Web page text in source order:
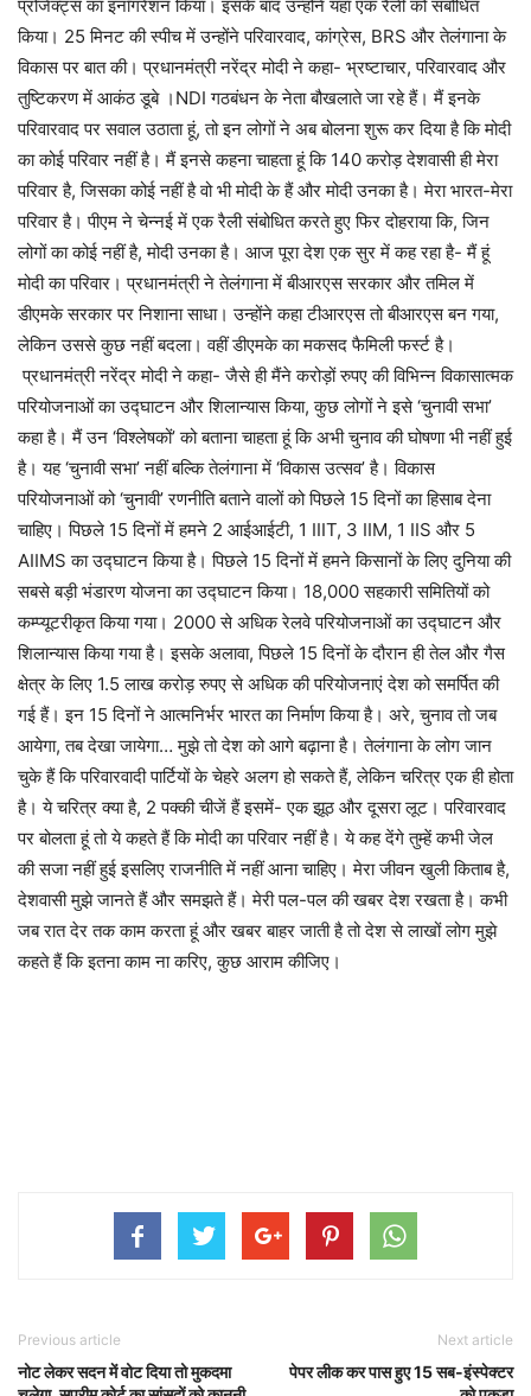
प्रोजेक्ट्स का इनॉगरेशन किया। इसके बाद उन्होंने यहां एक रैली को संबोधित
किया। 25 मिनट की स्पीच में उन्होंने परिवारवाद, कांग्रेस, BRS और तेलंगाना के
विकास पर बात की। प्रधानमंत्री नरेंद्र मोदी ने कहा- भ्रष्टाचार, परिवारवाद और
तुष्टिकरण में आकंठ डूबे ।NDI गठबंधन के नेता बौखलाते जा रहे हैं। मैं इनके
परिवारवाद पर सवाल उठाता हूं, तो इन लोगों ने अब बोलना शुरू कर दिया है कि मोदी
का कोई परिवार नहीं है। मैं इनसे कहना चाहता हूं कि 140 करोड़ देशवासी ही मेरा
परिवार है, जिसका कोई नहीं है वो भी मोदी के हैं और मोदी उनका है। मेरा भारत-मेरा
परिवार है। पीएम ने चेन्नई में एक रैली संबोधित करते हुए फिर दोहराया कि, जिन
लोगों का कोई नहीं है, मोदी उनका है। आज पूरा देश एक सुर में कह रहा है- मैं हूं
मोदी का परिवार। प्रधानमंत्री ने तेलंगाना में बीआरएस सरकार और तमिल में
डीएमके सरकार पर निशाना साधा। उन्होंने कहा टीआरएस तो बीआरएस बन गया,
लेकिन उससे कुछ नहीं बदला। वहीं डीएमके का मकसद फैमिली फर्स्ट है।
प्रधानमंत्री नरेंद्र मोदी ने कहा- जैसे ही मैंने करोड़ों रुपए की विभिन्न विकासात्मक
परियोजनाओं का उद्घाटन और शिलान्यास किया, कुछ लोगों ने इसे ‘चुनावी सभा’
कहा है। मैं उन ‘विश्लेषकों’ को बताना चाहता हूं कि अभी चुनाव की घोषणा भी नहीं हुई
है। यह ‘चुनावी सभा’ नहीं बल्कि तेलंगाना में ‘विकास उत्सव’ है। विकास
परियोजनाओं को ‘चुनावी’ रणनीति बताने वालों को पिछले 15 दिनों का हिसाब देना
चाहिए। पिछले 15 दिनों में हमने 2 आईआईटी, 1 IIIT, 3 IIM, 1 IIS और 5
AIIMS का उद्घाटन किया है। पिछले 15 दिनों में हमने किसानों के लिए दुनिया की
सबसे बड़ी भंडारण योजना का उद्घाटन किया। 18,000 सहकारी समितियों को
कम्प्यूटरीकृत किया गया। 2000 से अधिक रेलवे परियोजनाओं का उद्घाटन और
शिलान्यास किया गया है। इसके अलावा, पिछले 15 दिनों के दौरान ही तेल और गैस
क्षेत्र के लिए 1.5 लाख करोड़ रुपए से अधिक की परियोजनाएं देश को समर्पित की
गई हैं। इन 15 दिनों ने आत्मनिर्भर भारत का निर्माण किया है। अरे, चुनाव तो जब
आयेगा, तब देखा जायेगा… मुझे तो देश को आगे बढ़ाना है। तेलंगाना के लोग जान
चुके हैं कि परिवारवादी पार्टियों के चेहरे अलग हो सकते हैं, लेकिन चरित्र एक ही होता
है। ये चरित्र क्या है, 2 पक्की चीजें हैं इसमें- एक झूठ और दूसरा लूट। परिवारवाद
पर बोलता हूं तो ये कहते हैं कि मोदी का परिवार नहीं है। ये कह देंगे तुम्हें कभी जेल
की सजा नहीं हुई इसलिए राजनीति में नहीं आना चाहिए। मेरा जीवन खुली किताब है,
देशवासी मुझे जानते हैं और समझते हैं। मेरी पल-पल की खबर देश रखता है। कभी
जब रात देर तक काम करता हूं और खबर बाहर जाती है तो देश से लाखों लोग मुझे
कहते हैं कि इतना काम ना करिए, कुछ आराम कीजिए।
Previous article
नोट लेकर सदन में वोट दिया तो मुकदमा
Next article
पेपर लीक कर पास हुए 15 सब-इंस्पेक्टर